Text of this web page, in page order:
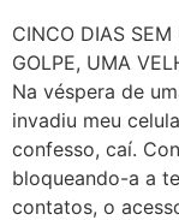
CINCO DIAS
GOLPE, UMA
Na véspera de
invadiu meu
confesso, caí.
bloqueando-a a
contatos, o